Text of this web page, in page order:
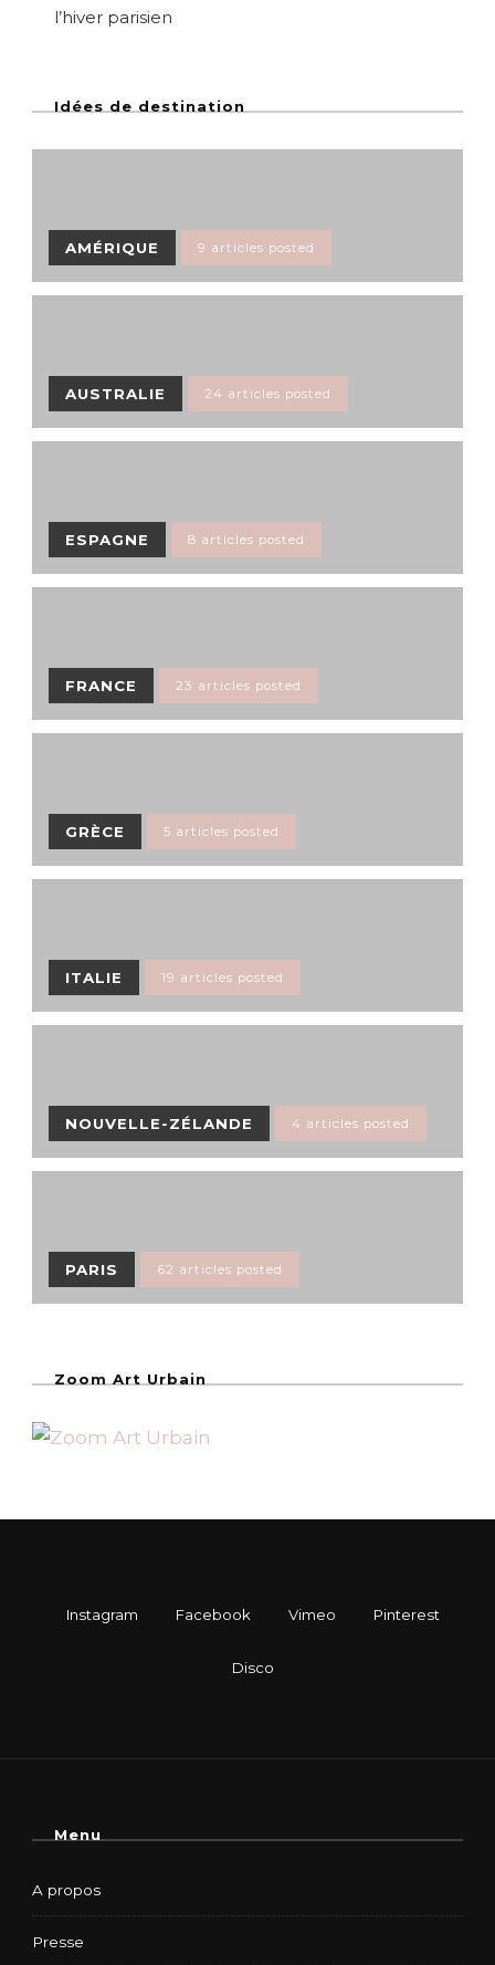
l’hiver parisien
Idées de destination
AMÉRIQUE 9 articles posted
AUSTRALIE 24 articles posted
ESPAGNE 8 articles posted
FRANCE 23 articles posted
GRÈCE 5 articles posted
ITALIE 19 articles posted
NOUVELLE-ZÉLANDE 4 articles posted
PARIS 62 articles posted
Zoom Art Urbain
Menu
A propos
Presse